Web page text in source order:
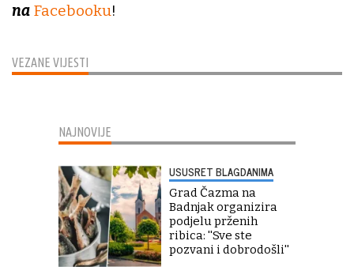
VEZANE VIJESTI
na Facebooku!
NAJNOVIJE
USUSRET BLAGDANIMA
Grad Čazma na
Badnjak organizira
podjelu prženih
ribica: ''Sve ste
pozvani i dobrodošli''